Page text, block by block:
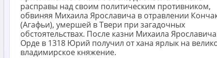
расправы над своим политическим противником,
обвиняя Михаила Ярославича в отравлении
(Агафьи), умершей в Твери при загадочных
обстоятельствах. После казни Михаила
Орде в 1318 Юрий получил от хана ярлык на
владимирское княжение.